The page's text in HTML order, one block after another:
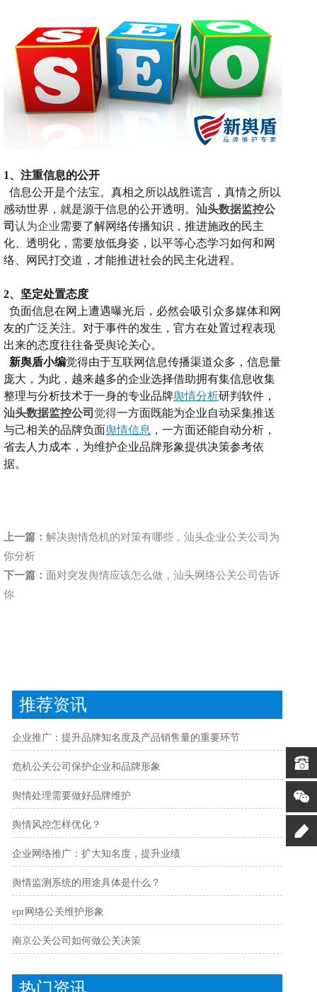
1、 注重信息的公开
信息公开是个法宝。 真相之所以战胜谎言，真情之所以
感动世界，就是源于信息的公开透明。 汕头数据监控公
司 认为企业需要了解网络传播知识，推进施政的民主
化、透明化，需要放低身姿，以平等心态学习如何和网
络、网民打交道，才能推进社会的民主化进程。
2、 坚定处置态度
负面信息在网上遭遇曝光后，必然会吸引众多媒体和网
友的广泛关注。对于事件的发生，官方在处置过程表现
出来的态度往往备受舆论关心。
新舆盾小编觉得由于互联网信息传播渠道众多，信息量
庞大，为此，越来越多的企业选择借助拥有集信息收集
整理与分析技术于一身的专业品牌舆情分析研判软件，
汕头数据监控公司 觉得一方面既能为企业自动采集推送
与己相关的品牌负面舆情信息 ，一方面还能自动分析，
省去人力成本，为维护企业品牌形象提供决策参考依
据。
上一篇： 解决舆情危机的对策有哪些，汕头企业公关公司为
你分析
下一篇： 面对突发舆情应该怎么做，汕头网络公关公司告诉
你
推荐资讯
企业推广：提升品牌知名度及产品销售量的重要环节
危机公关公司保护企业和品牌形象
舆情处理需要做好品牌维护
舆情风控怎样优化？
企业网络推广：扩大知名度，提升业绩
舆情监测系统的用途具体是什么？
epr网络公关维护形象
南京公关公司如何做公关决策